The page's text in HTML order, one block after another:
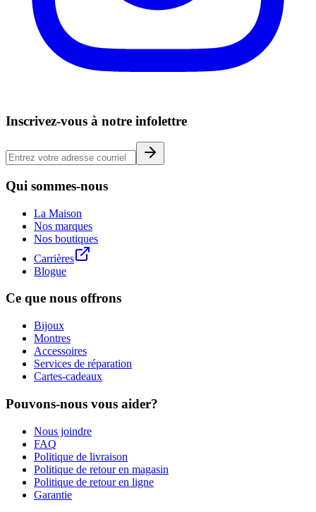
Inscrivez-vous à notre infolettre
Qui sommes-nous
La Maison
Nos marques
Nos boutiques
Carrières
Blogue
Ce que nous offrons
Bijoux
Montres
Accessoires
Services de réparation
Cartes-cadeaux
Pouvons-nous vous aider?
Nous joindre
FAQ
Politique de livraison
Politique de retour en magasin
Politique de retour en ligne
Garantie